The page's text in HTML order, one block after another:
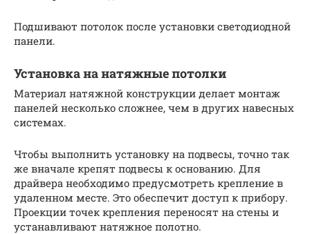
Подшивают потолок после установки светодиодной
панели.
Установка на натяжные потолки
Материал натяжной конструкции делает монтаж
панелей несколько сложнее, чем в других навесных
системах.
Чтобы выполнить установку на подвесы, точно так
же вначале крепят подвесы к основанию. Для
драйвера необходимо предусмотреть крепление в
удаленном месте. Это обеспечит доступ к прибору.
Проекции точек крепления переносят на стены и
устанавливают натяжное полотно.